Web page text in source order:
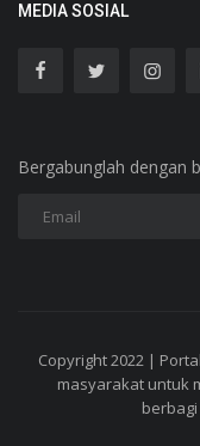
MEDIA SOSIAL
Bergabunglah dengan
Copyright 2022 |
masyarakat untuk